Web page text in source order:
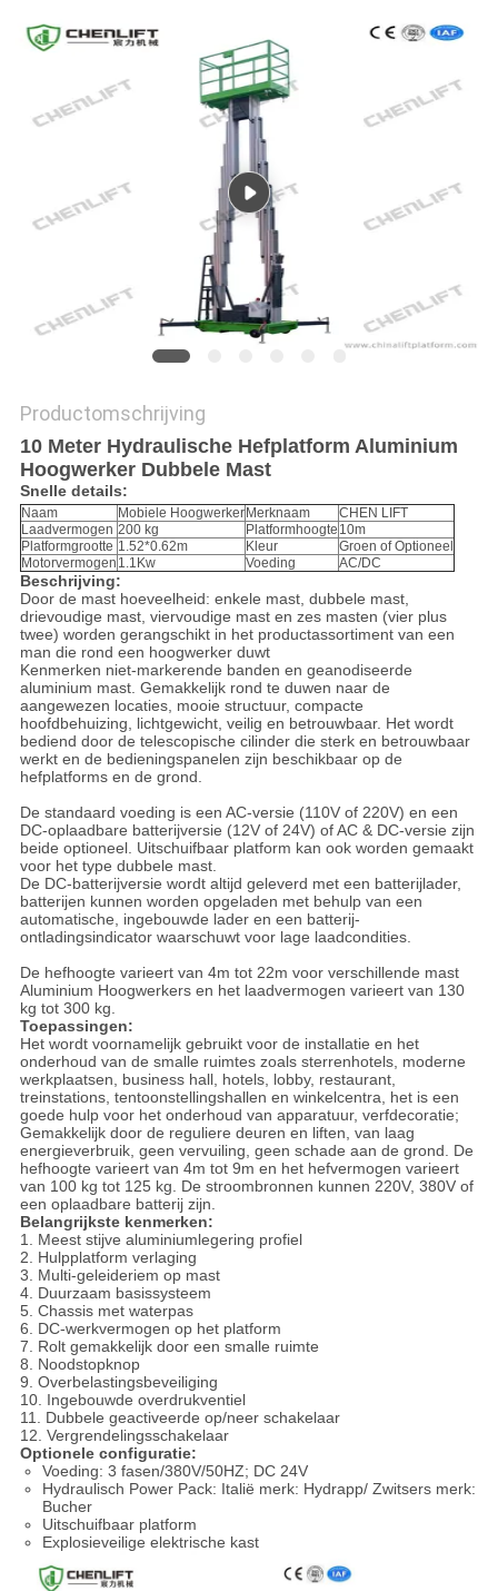
SITEMAP
PRIVACYBELEID
Productomschrijving
10 Meter Hydraulische Hefplatform Aluminium
Hoogwerker Dubbele Mast
Snelle details:
Naam Mobiele Hoogwerker Merknaam
CHEN LIFT
Laadvermogen 200 kg Platformhoogte 10m
Platformgrootte 1.52*0.62m Kleur
Groen of Optioneel
Motorvermogen 1.1Kw Voeding AC/DC
Beschrijving:
Door de mast hoeveelheid: enkele mast, dubbele mast,
drievoudige mast, viervoudige mast en zes masten (vier plus
twee) worden gerangschikt in het productassortiment van een
man die rond een hoogwerker duwt
Kenmerken niet-markerende banden en geanodiseerde
aluminium mast. Gemakkelijk rond te duwen naar de
aangewezen locaties, mooie structuur, compacte
hoofdbehuizing, lichtgewicht, veilig en betrouwbaar. Het wordt
bediend door de telescopische cilinder die sterk en betrouwbaar
werkt en de bedieningspanelen zijn beschikbaar op de
hefplatforms en de grond.
De standaard voeding is een AC-versie (110V of 220V) en een
DC-oplaadbare batterijversie (12V of 24V) of AC & DC-versie zijn
beide optioneel. Uitschuifbaar platform kan ook worden gemaakt
voor het type dubbele mast.
De DC-batterijversie wordt altijd geleverd met een batterijlader,
batterijen kunnen worden opgeladen met behulp van een
automatische, ingebouwde lader en een batterij-
ontladingsindicator waarschuwt voor lage laadcondities.
De hefhoogte varieert van 4m tot 22m voor verschillende mast
Aluminium Hoogwerkers en het laadvermogen varieert van 130
kg tot 300 kg.
Toepassingen:
Het wordt voornamelijk gebruikt voor de installatie en het
onderhoud van de smalle ruimtes zoals sterrenhotels, moderne
werkplaatsen, business hall, hotels, lobby, restaurant,
treinstations, tentoonstellingshallen en winkelcentra, het is een
goede hulp voor het onderhoud van apparatuur, verfdecoratie;
Gemakkelijk door de reguliere deuren en liften, van laag
energieverbruik, geen vervuiling, geen schade aan de grond. De
hefhoogte varieert van 4m tot 9m en het hefvermogen varieert
van 100 kg tot 125 kg. De stroombronnen kunnen 220V, 380V of
een oplaadbare batterij zijn.
Belangrijkste kenmerken:
1. Meest stijve aluminiumlegering profiel
2. Hulpplatform verlaging
3. Multi-geleideriem op mast
4. Duurzaam basissysteem
5. Chassis met waterpas
6. DC-werkvermogen op het platform
7. Rolt gemakkelijk door een smalle ruimte
8. Noodstopknop
9. Overbelastingsbeveiliging
10. Ingebouwde overdrukventiel
11. Dubbele geactiveerde op/neer schakelaar
12. Vergrendelingsschakelaar
Optionele configuratie:
Voeding: 3 fasen/380V/50HZ; DC 24V
Hydraulisch Power Pack: Italië merk: Hydrapp/ Zwitsers merk:
Bucher
Uitschuifbaar platform
Explosieveilige elektrische kast